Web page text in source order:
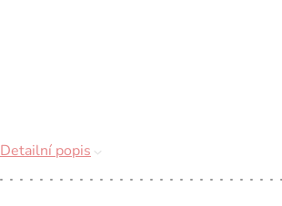
Detailní popis